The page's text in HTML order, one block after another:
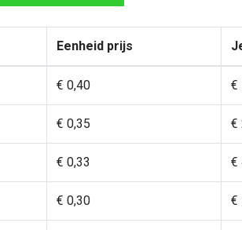
Eenheid prijs
€ 0,40 €
€ 0,35 €
€ 0,33 €
€ 0,30 €